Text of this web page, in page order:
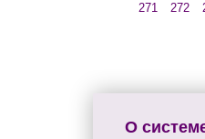
271
272
О